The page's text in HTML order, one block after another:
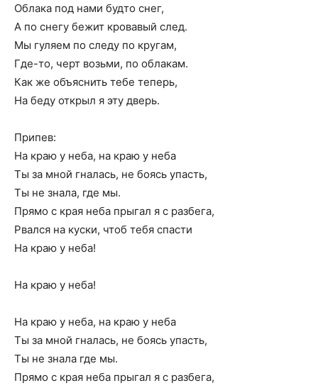
Облака под нами будто снег,
А по снегу бежит кровавый след.
Мы гуляем по следу по кругам,
Где-то, черт возьми, по облакам.
Как же объяснить тебе теперь,
На беду открыл я эту дверь.
Припев:
На краю у неба, на краю у неба
Ты за мной гналась, не боясь упасть,
Ты не знала, где мы.
Прямо с края неба прыгал я с разбега,
Рвался на куски, чтоб тебя спасти
На краю у неба!
На краю у неба!
На краю у неба, на краю у неба
Ты за мной гналась, не боясь упасть,
Ты не знала где мы.
Прямо с края неба прыгал я с разбега,